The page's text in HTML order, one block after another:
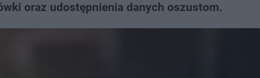
oraz udostępnienia danych oszustom.